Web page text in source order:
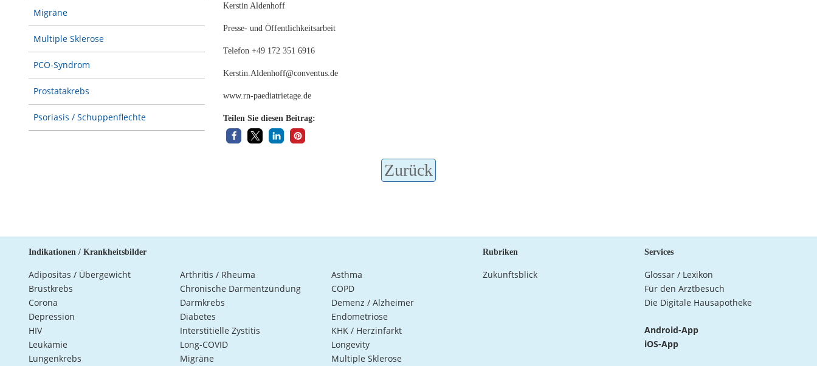
Migräne
Multiple Sklerose
PCO-Syndrom
Prostatakrebs
Psoriasis / Schuppenflechte
Kerstin Aldenhoff
Presse- und Öffentlichkeitsarbeit
Telefon +49 172 351 6916
Kerstin.Aldenhoff@conventus.de
www.rn-paediatrietage.de
Teilen Sie diesen Beitrag:
Zurück
Indikationen / Krankheitsbilder
Adipositas / Übergewicht Arthritis / Rheuma
Asthma
Brustkrebs
Chronische Darmentzündung
COPD
Corona
Darmkrebs
Demenz / Alzheimer
Depression
Diabetes
Endometriose
HIV
Interstitielle Zystitis
KHK / Herzinfarkt
Leukämie
Long-COVID
Longevity
Lungenkrebs
Migräne Multiple Sklerose
Rubriken
Zukunftsblick
Services
Glossar / Lexikon
Für den Arztbesuch
Die Digitale Hausapotheke
Android-App
iOS-App